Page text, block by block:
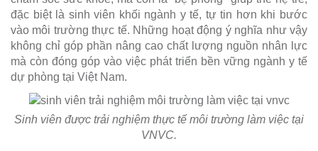
đặc biệt là sinh viên khối ngành y tế, tự tin hơn khi bước
vào môi trường thực tế. Những hoạt động ý nghĩa như vậy
không chỉ góp phần nâng cao chất lượng nguồn nhân lực
mà còn đóng góp vào việc phát triển bền vững ngành y tế
dự phòng tại Việt Nam.
Sinh viên được trải nghiệm thực tế môi trường làm việc tại
VNVC.